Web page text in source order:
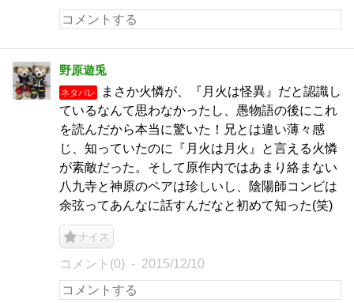
野原遊兎
ネタバレ
まさか火憐が、『月火は怪異』だと認識し
ているなんて思わなかったし、愚物語の後にこれ
を読んだから本当に驚いた！兄とは違い薄々感
じ、知っていたのに『月火は月火』と言える火憐
が素敵だった。そして原作内ではあまり絡まない
八九寺と神原のペアは珍しいし、陰陽師コンビは
余弦ってあんなに話すんだなと初めて知った(笑)
ナイス
コメント(0) 2015/12/10